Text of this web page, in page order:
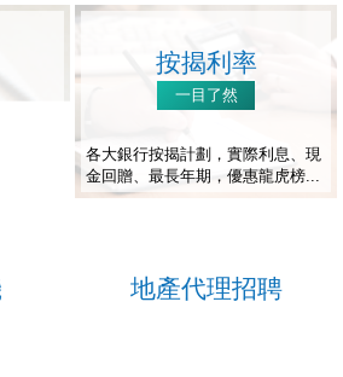
按揭利率
一目了然
各大銀行按揭計劃，實際利息、現
金回贈、最長年期，優惠龍虎榜...
地產代理招聘